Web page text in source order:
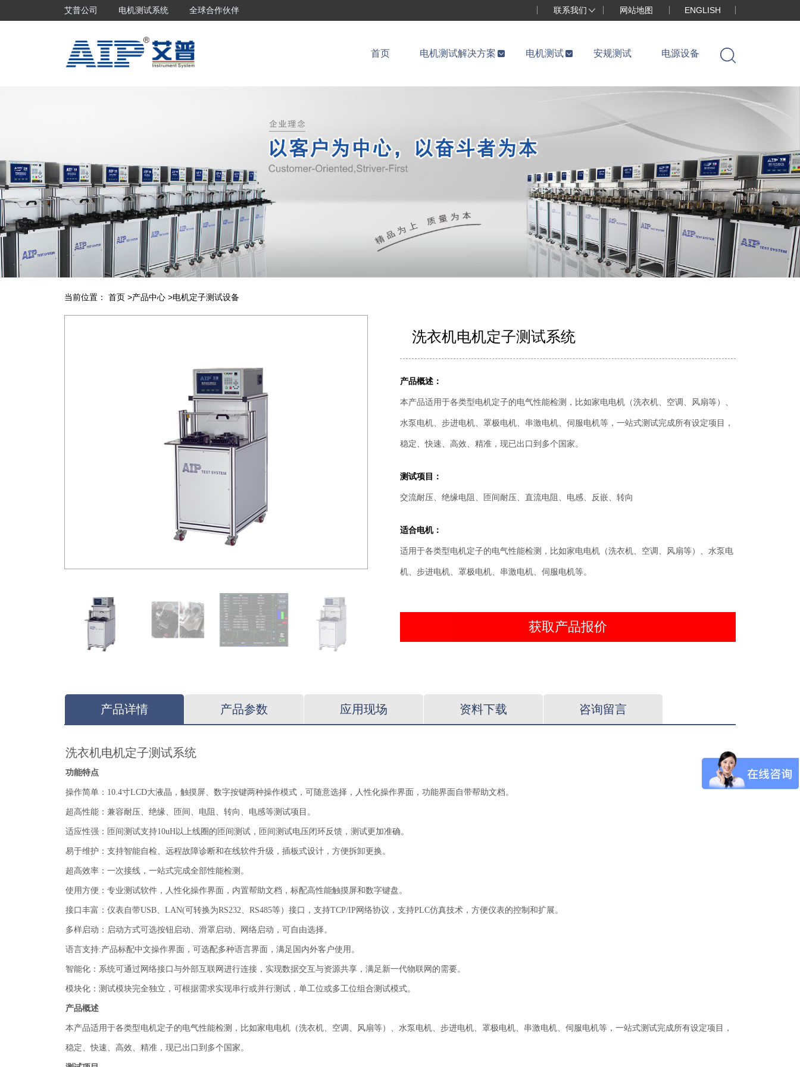
艾普公司 电机测试系统 全球合作伙伴 联系我们 网站地图 ENGLISH
首页 电机测试解决方案 电机测试 安规测试 电源设备
当前位置： 首页 >产品中心 >电机定子测试设备
洗衣机电机定子测试系统
产品概述：
本产品适用于各类型电机定子的电气性能检测，比如家电电机（洗衣机、空调、风扇等）、
水泵电机、步进电机、罩极电机、串激电机、伺服电机等，一站式测试完成所有设定项目，
稳定、快速、高效、精准，现已出口到多个国家。
测试项目：
交流耐压、绝缘电阻、匝间耐压、直流电阻、电感、反嵌、转向
适合电机：
适用于各类型电机定子的电气性能检测，比如家电电机（洗衣机、空调、风扇等）、水泵电
机、步进电机、罩极电机、串激电机、伺服电机等。
获取产品报价
产品详情 产品参数 应用现场 资料下载 咨询留言
洗衣机电机定子测试系统
功能特点
操作简单：10.4寸LCD大液晶，触摸屏、数字按键两种操作模式，可随意选择，人性化操作界面，功能界面自带帮助文档。
超高性能：兼容耐压、绝缘、匝间、电阻、转向、电感等测试项目。
适应性强：匝间测试支持10uH以上线圈的匝间测试，匝间测试电压闭环反馈，测试更加准确。
易于维护：支持智能自检、远程故障诊断和在线软件升级，插板式设计，方便拆卸更换。
超高效率：一次接线，一站式完成全部性能检测。
使用方便：专业测试软件，人性化操作界面，内置帮助文档，标配高性能触摸屏和数字键盘。
接口丰富：仪表自带USB、LAN(可转换为RS232、RS485等）接口，支持TCP/IP网络协议，支持PLC仿真技术，方便仪表的控制和扩展。
多样启动：启动方式可选按钮启动、滑罩启动、网络启动，可自由选择。
语言支持:产品标配中文操作界面，可选配多种语言界面，满足国内外客户使用。
智能化：系统可通过网络接口与外部互联网进行连接，实现数据交互与资源共享，满足新一代物联网的需要。
模块化：测试模块完全独立，可根据需求实现串行或并行测试，单工位或多工位组合测试模式。
产品概述
本产品适用于各类型电机定子的电气性能检测，比如家电电机（洗衣机、空调、风扇等）、水泵电机、步进电机、罩极电机、串激电机、伺服电机等，一站式测试完成所有设定项目，
稳定、快速、高效、精准，现已出口到多个国家。